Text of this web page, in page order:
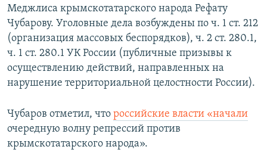
Меджлиса крымскотатарского народа Рефату
Чубарову. Уголовные дела возбуждены по ч. 1 ст. 212
(организация массовых беспорядков), ч. 2 ст. 280.1,
ч. 1 ст. 280.1 УК России (публичные призывы к
осуществлению действий, направленных на
нарушение территориальной целостности России).
Чубаров отметил, что российские власти «начали
очередную волну репрессий против
крымскотатарского народа».